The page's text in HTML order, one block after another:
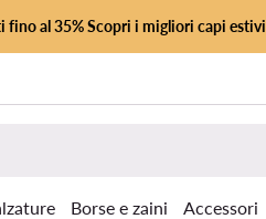
fino al 35% Scopri i migliori capi estivi
Borse e zaini Accessori